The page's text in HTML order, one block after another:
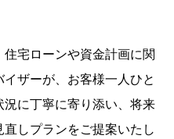
住宅ローンや資金計画に関
ザーが、お客様一人ひと
況に丁寧に寄り添い、将来
しプランをご提案いたし